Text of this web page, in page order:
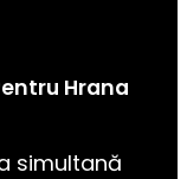
Hrana
simultană